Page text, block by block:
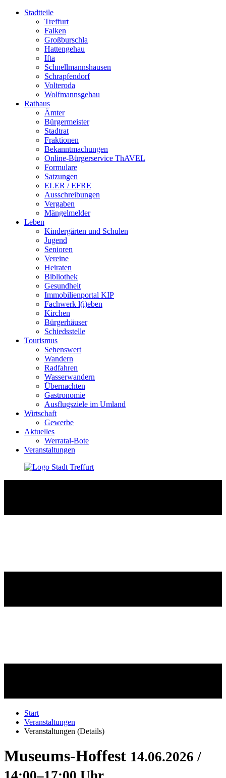
Stadtteile
Treffurt
Falken
Großburschla
Hattengehau
Ifta
Schnellmannshausen
Schrapfendorf
Volteroda
Wolfmannsgehau
Rathaus
Ämter
Bürgermeister
Stadtrat
Fraktionen
Bekanntmachungen
Online-Bürgerservice ThAVEL
Formulare
Satzungen
ELER / EFRE
Ausschreibungen
Vergaben
Mängelmelder
Leben
Kindergärten und Schulen
Jugend
Senioren
Vereine
Heiraten
Bibliothek
Gesundheit
Immobilienportal KIP
Fachwerk l(i)eben
Kirchen
Bürgerhäuser
Schiedsstelle
Tourismus
Sehenswert
Wandern
Radfahren
Wasserwandern
Übernachten
Gastronomie
Ausflugsziele im Umland
Wirtschaft
Gewerbe
Aktuelles
Werratal-Bote
Veranstaltungen
Start
Veranstaltungen
Veranstaltungen (Details)
Museums-Hoffest 14.06.2026 /